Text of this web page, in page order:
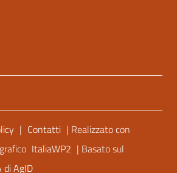
Utili
| Contatti | Realizzato con
ItaliaWP2 | Basato sul
di AgID